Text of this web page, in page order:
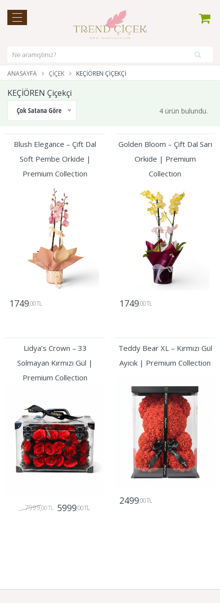
ANASAYFA ÇIÇEK KEÇİÖREN ÇIÇEKÇI
KEÇİÖREN Çiçekçi
Çok Satana Göre 4 ürün bulundu.
Blush Elegance – Çift Dal
Soft Pembe Orkide |
Premium Collection
1749,00 TL
Golden Bloom – Çift Dal Sarı
Orkide | Premium
Collection
1749,00 TL
Lidya’s Crown – 33
Solmayan Kırmızı Gül |
Premium Collection
7999,00 TL 5999,00 TL
Teddy Bear XL – Kırmızı Gül
Ayıcık | Premium Collection
2499,00 TL